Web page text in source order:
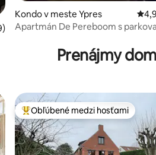
ohodnotenie 4,96 z 5, počet
Kondo v meste Ypres
Apartmán De Pereboom s
Prenájmy
Najobľúbenejšie medzi hosťami
Obľúbené medzi hosťami